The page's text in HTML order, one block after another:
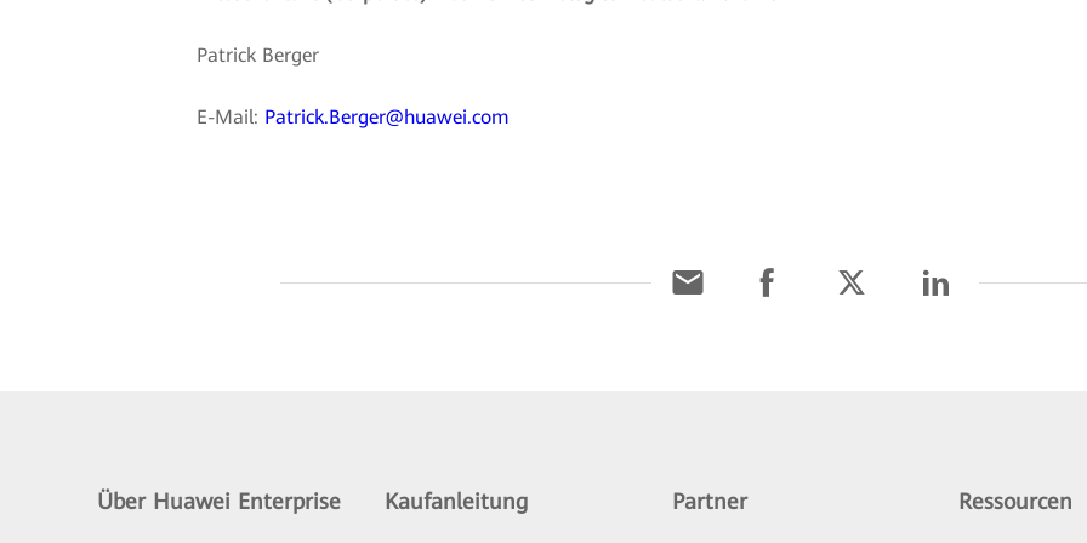
Patrick Berger
E-Mail: Patrick.Berger@huawei.com
Über Huawei Enterprise Kaufanleitung Partner Ressourcen